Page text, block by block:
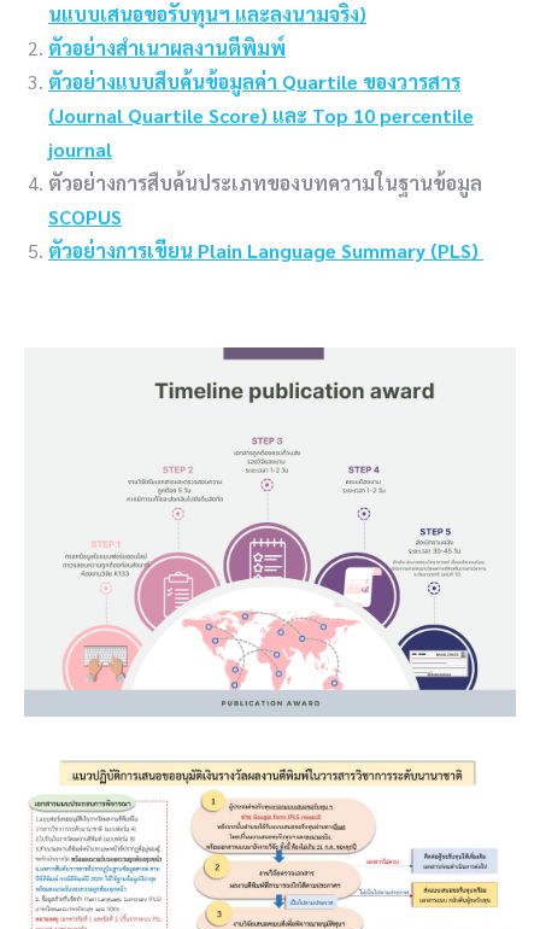
นแบบเสนอขอรับทุนฯ และลงนามจริง)
ตัวอย่างสำเนาผลงานตีพิมพ์
ตัวอย่างแบบสืบค้นข้อมูลค่า Quartile ของวารสาร
(Journal Quartile Score) และ Top 10 percentile
journal
ตัวอย่างการสืบค้นประเภทของบทความในฐานข้อมูล
SCOPUS
ตัวอย่างการเขียน Plain Language Summary (PLS)